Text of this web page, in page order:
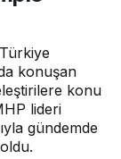
r’ü
hede
f aldı:
komp
konuşan
konu
lideri
gündemde